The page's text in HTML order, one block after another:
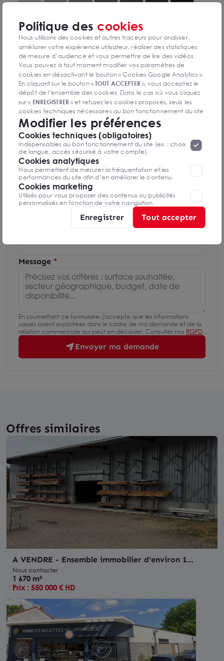
Diagnostics GES en cours de réalisation
Yvon MARTIN
Limoges
06 80 01 14 00
Mettre en favoris
Nom Prénom
Email
Message
En soumettant ce formulaire, j'accepte que les informations
saisies soient exploitées dans le cadre de ma demande et de la
relation commerciale qui peut en découler. Consulter nos RGPD
Envoyer ma demande
Offres similaires
A VENDRE - Ensemble immobilier d'environ 1
680m² - (30 min de limoges) ROCHECHOUART
Nous contacter
1 670 m²
Prix : 550 000 € HD
Politique des cookies
Nous utilisons des cookies et autres traceurs pour analyser,
améliorer votre expérience utilisateur, réaliser des statistiques
de mesure d’audience et vous permettre de lire des vidéos.
Vous pouvez à tout moment modifier vos paramètres de
cookies en désactivant le bouton « Cookies Google Analytics ».
En cliquant sur le bouton «TOUT ACCEPTER», vous acceptez le
dépôt de l’ensemble des cookies. Dans le cas où vous cliquez
sur « ENREGISTRER» et refusez les cookies proposés, seuls les
cookies techniques nécessaires au bon fonctionnement du site
seront déposés. Pour plus d’informations, vous pouvez consulter
la page«Protection des données à caractère
personnel ».Lorsque vous naviguez sur notre site internet, il
peut être amenée à déposer des cookies. Vous avez la
possibilité de désactiver les cookies, ces réglages ne seront
valables que sur le navigateur que vous utilisez actuellement
Modifier les préférences
Cookies techniques (obligatoires)
Indispensables au bon fonctionnement du site (ex. : choix
de langue, accès sécurisé à votre compte).
Cookies analytiques
Nous permettent de mesurer la fréquentation et les
performances du site afin d’en améliorer le contenu.
Cookies marketing
Utilisés pour vous proposer des contenus ou publicités
personnalisés en fonction de votre navigation.
Enregistrer Tout accepter